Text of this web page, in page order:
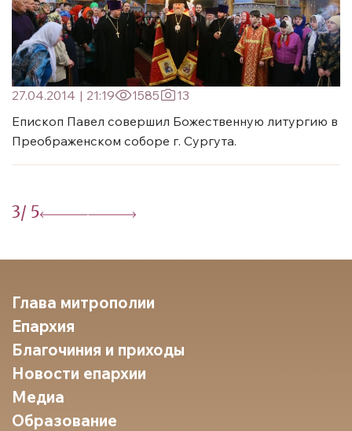
27.04.2014 | 21:19 1585
13
Епископ Павел совершил Божественную литургию в
Преображенском соборе г. Сургута.
3/ 5
Глава митрополии
Епархия
Благочиния и приходы
Новости епархии
Медиа
Образование